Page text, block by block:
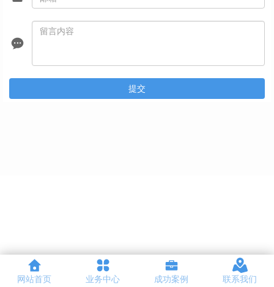
提交
网站首页 业务中心 成功案例 联系我们